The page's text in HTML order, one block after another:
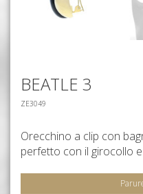
BEATLE 3
ZE3049
Orecchino a clip con
perfetto con il girocollo